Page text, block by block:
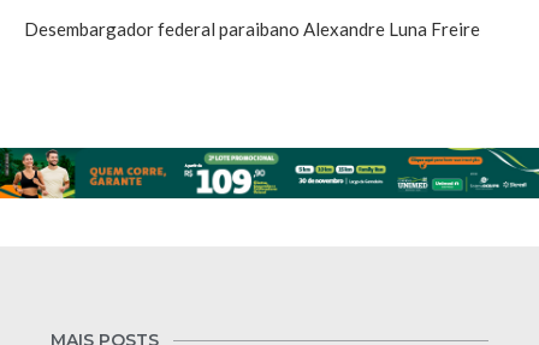
Desembargador federal paraibano Alexandre Luna Freire
MAIS POSTS